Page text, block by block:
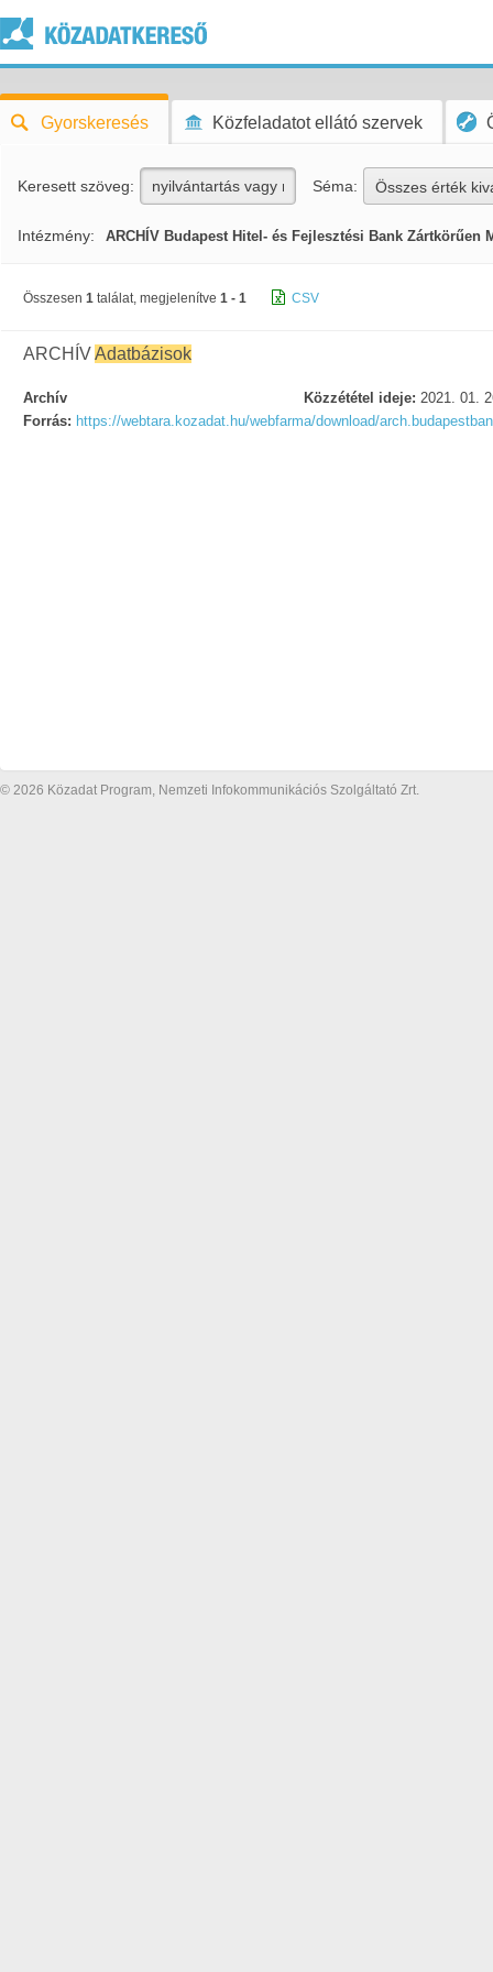
Gyorskeresés Közfeladatot ellátó szervek
Keresett szöveg: Séma: Összes érték
Intézmény: ARCHÍV Budapest Hitel- és Fejlesztési Bank Zártkörűen
Összesen 1 találat, megjelenítve 1 - 1 CSV
ARCHÍVAdatbázisok
Archív Közzététel ideje: 2021. 01.
Forrás: https://webtara.kozadat.hu/webfarma/download/
© 2026 Közadat Program, Nemzeti Infokommunikációs Szolgáltató Zrt.